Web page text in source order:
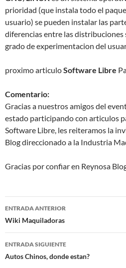
prioridad (que instala todo el
usuario) se pueden instalar las
diferencias entre las distribuciones
grado de experimentacion del
proximo articuloSoftware Libre
Comentario:
Gracias a nuestros amigos del
estado participando con articulos
Software Libre, les reiteramos la
Blog direccionado a la Industria
Gracias por confiar en Reynosa
Navegación
de
entradas
ENTRADA ANTERIOR
Wiki Maquiladoras
ENTRADA SIGUIENTE
Autos Chinos, donde estan?